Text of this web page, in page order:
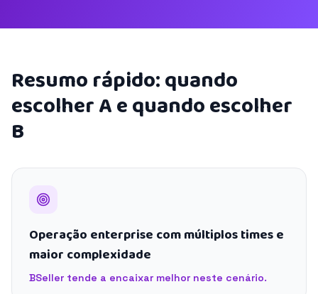
Resumo rápido: quando
escolher A e quando escolher
B
Operação enterprise com múltiplos times e
maior complexidade
BSeller tende a encaixar melhor neste cenário.